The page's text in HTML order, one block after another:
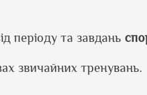
періоду та завдань
звичайних тренувань.